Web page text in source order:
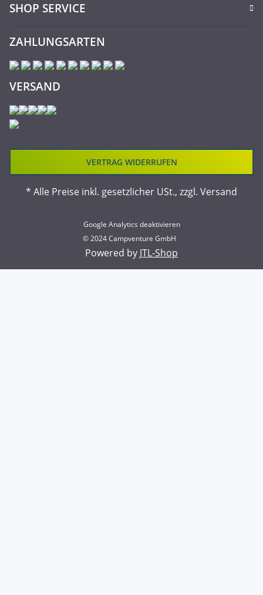
SHOP SERVICE
ZAHLUNGSARTEN
VERSAND
VERTRAG WIDERRUFEN
* Alle Preise inkl. gesetzlicher USt., zzgl. Versand
Google Analytics deaktivieren
© 2024 Campventure GmbH
Powered by JTL-Shop